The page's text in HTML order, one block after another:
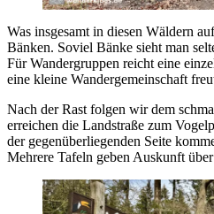
Was insgesamt in diesen Wäldern
Bänken. Soviel Bänke sieht man
Für Wandergruppen reicht eine
eine kleine Wandergemeinschaft
Nach der Rast folgen wir dem
erreichen die Landstraße zum
der gegenüberliegenden Seite
Mehrere Tafeln geben Auskunft